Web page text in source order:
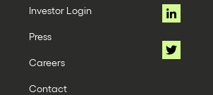
Investor Login
Press
Careers
Contact